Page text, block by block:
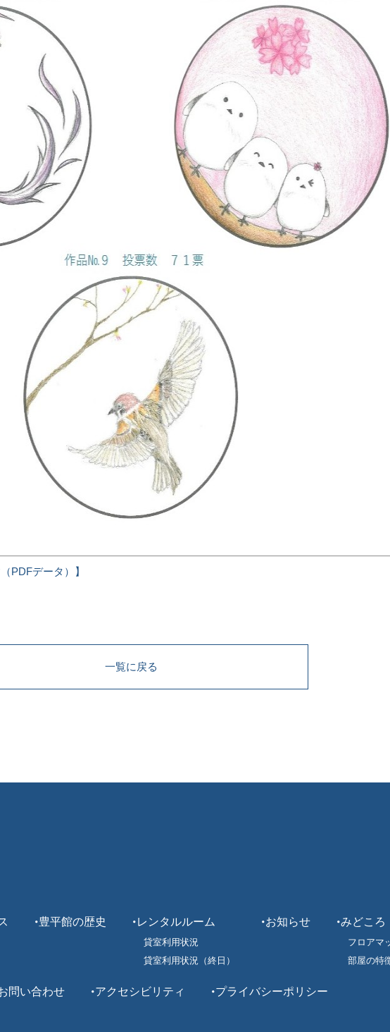
（PDFデータ）】
一覧に戻る
豊平館の歴史 レンタルルーム
貸室利用状況
貸室利用状況（終日）
お知らせ みどころ
フロアマ
部屋の特
問い合わせ アクセシビリティ プライバシーポリシー